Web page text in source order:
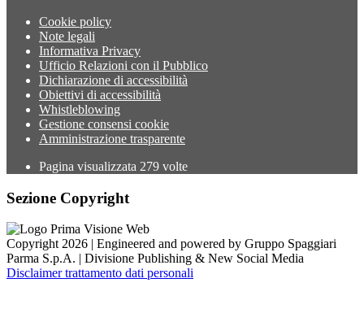
Cookie policy
Note legali
Informativa Privacy
Ufficio Relazioni con il Pubblico
Dichiarazione di accessibilità
Obiettivi di accessibilità
Whistleblowing
Gestione consensi cookie
Amministrazione trasparente
Pagina visualizzata 279 volte
Sezione Copyright
Copyright 2026 | Engineered and powered by Gruppo Spaggiari
Parma S.p.A. | Divisione Publishing & New Social Media
Disclaimer trattamento dati personali